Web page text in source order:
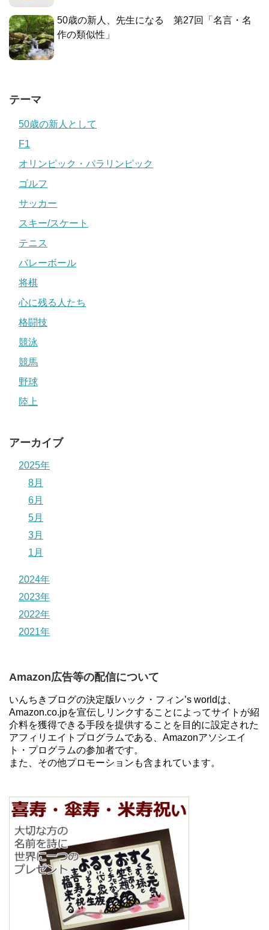
50歳の新人、先生になる 第27回「名言・名
作の類似性」
テーマ
50歳の新人として
F1
オリンピック・パラリンピック
ゴルフ
サッカー
スキー/スケート
テニス
バレーボール
将棋
心に残る人たち
格闘技
競泳
競馬
野球
陸上
アーカイブ
2025年
8月
6月
5月
3月
1月
2024年
2023年
2022年
2021年
Amazon広告等の配信について
いんちきブログの決定版!ハック・フィン’s worldは、
Amazon.co.jpを宣伝しリンクすることによってサイトが紹
介料を獲得できる手段を提供することを目的に設定された
アフィリエイトプログラムである、Amazonアソシエイ
ト・プログラムの参加者です。
また、その他プロモーションも含まれています。